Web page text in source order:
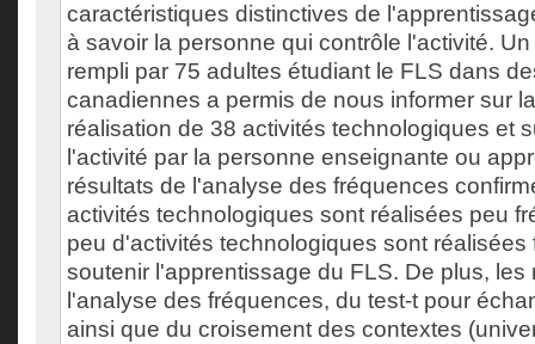
caractéristiques distinctives de
à savoir la personne qui contrôle l'activité.
rempli par 75 adultes étudiant le FLS dans
canadiennes a permis de nous informer sur
réalisation de 38 activités technologiques et
l'activité par la personne enseignante ou
résultats de l'analyse des fréquences
activités technologiques sont réalisées peu
peu d'activités technologiques sont réalisées
soutenir l'apprentissage du FLS. De plus, les
l'analyse des fréquences, du test-t pour
ainsi que du croisement des contextes